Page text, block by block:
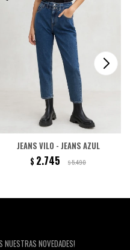
JEANS VILO - JEANS AZUL
$ 2.745 $5.490
NOVEDADES!